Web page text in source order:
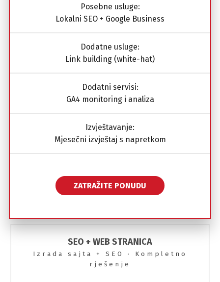
Posebne usluge:
Lokalni SEO + Google Business
Dodatne usluge:
Link building (white-hat)
Dodatni servisi:
GA4 monitoring i analiza
Izvještavanje:
Mjesečni izvještaj s napretkom
ZATRAŽITE PONUDU
SEO + WEB STRANICA
Izrada sajta + SEO · Kompletno
rješenje